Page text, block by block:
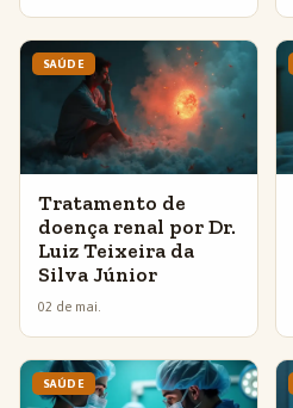
SAÚDE
Tratamento de
doença renal por Dr.
Luiz Teixeira da
Silva Júnior
02 de mai.
SAÚDE